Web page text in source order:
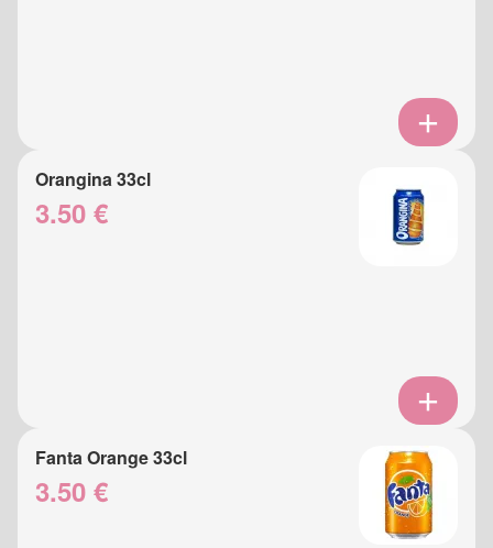
Orangina 33cl
3.50 €
Fanta Orange 33cl
3.50 €